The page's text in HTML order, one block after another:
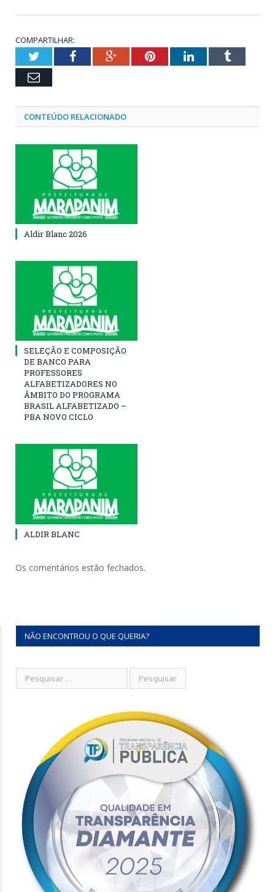
COMPARTILHAR:
TwitterFacebookGoogle+PinterestLinkedInTumblr
Email
CONTEÚDO RELACIONADO
Aldir Blanc 2026
SELEÇÃO E COMPOSIÇÃO
DE BANCO PARA
PROFESSORES
ALFABETIZADORES NO
ÂMBITO DO PROGRAMA
BRASIL ALFABETIZADO –
PBA NOVO CICLO
ALDIR BLANC
Os comentários estão fechados.
NÃO ENCONTROU O QUE QUERIA?